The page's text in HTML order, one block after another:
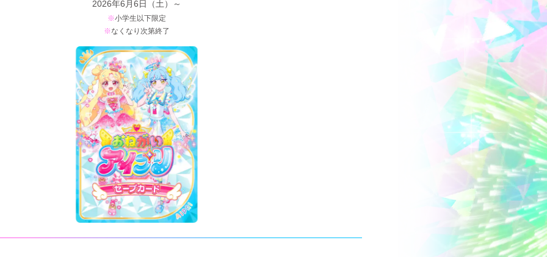
2026年6月6日（土）～
小学生以下限定
なくなり次第終了